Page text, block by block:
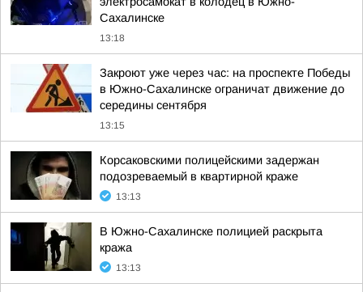
Сахалинске
13:18
Закроют уже через час: на проспекте Победы
в Южно-Сахалинске ограничат движение до
середины сентября
13:15
Корсаковскими полицейскими задержан
подозреваемый в квартирной краже
13:13
В Южно-Сахалинске полицией раскрыта
кража
13:13